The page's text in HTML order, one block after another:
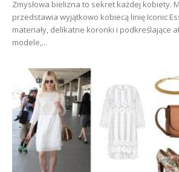
Zmysłowa bielizna to sekret każdej kobiety.
przedstawia wyjątkowo kobiecą linię Iconic
materiały, delikatne koronki i podkreślające
modele,...